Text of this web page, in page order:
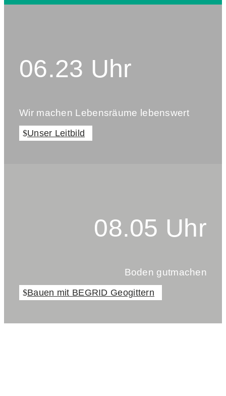
06.23 Uhr
Wir machen Lebensräume lebenswert
Unser Leitbild
08.05 Uhr
Boden gutmachen
Bauen mit BEGRID Geogittern